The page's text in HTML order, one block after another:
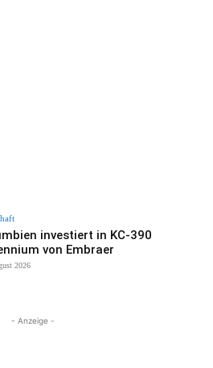
investiert in KC-390
von Embraer
2026
- Anzeige -